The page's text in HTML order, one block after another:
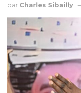
par Charles Sibailly